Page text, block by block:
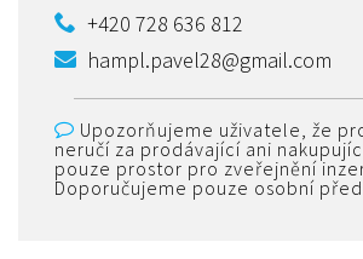
+420 728 636 812
hampl.pavel28@gmail.com
Upozorňujeme uživatele, že
neručí za prodávající ani
pouze prostor pro zveřejnění
Doporučujeme pouze osobní